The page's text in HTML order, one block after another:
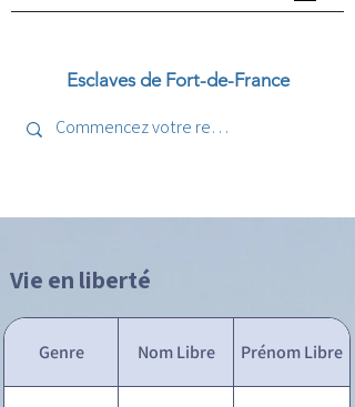
Esclaves de Fort-de-France
Vie en liberté
Genre Nom Libre Prénom Libre